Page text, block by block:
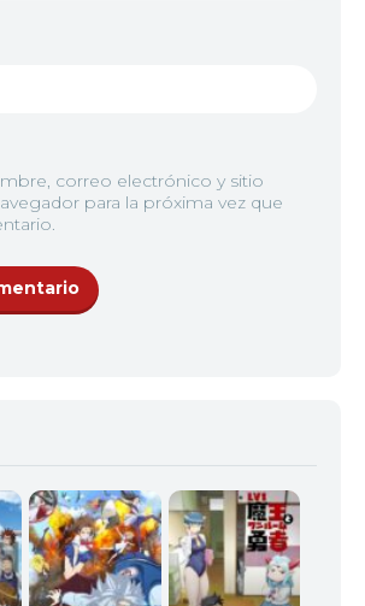
correo electrónico y sitio
para la próxima vez que